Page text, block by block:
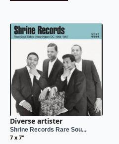
Diverse artister
Shrine Records Rare Sou...
7 x 7"